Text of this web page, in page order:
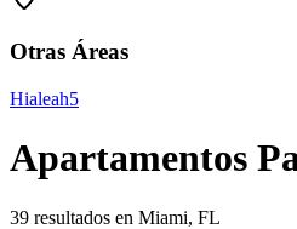
Otras Áreas
Hialeah5
Apartamentos
39 resultados en Miami, FL